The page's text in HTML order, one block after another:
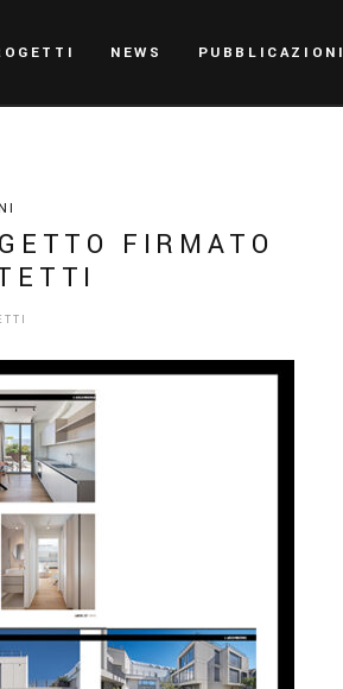
NEWS PUBBLICAZIONI
FIRMATO